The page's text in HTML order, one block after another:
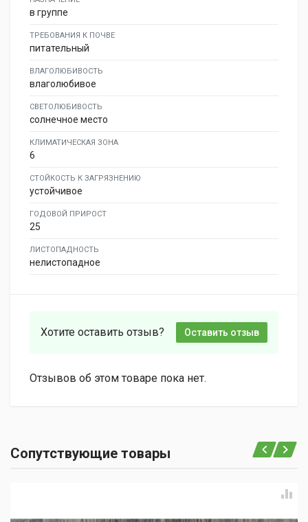
в группе
ТРЕБОВАНИЯ К ПОЧВЕ
питательный
ВЛАГОЛЮБИВОСТЬ
влаголюбивое
СВЕТОЛЮБИВОСТЬ
солнечное место
КЛИМАТИЧЕСКАЯ ЗОНА
6
СТОЙКОСТЬ К ЗАГРЯЗНЕНИЮ
устойчивое
ГОДОВОЙ ПРИРОСТ
25
ЛИСТОПАДНОСТЬ
нелистопадное
Хотите оставить отзыв? Оставить отзыв
Отзывов об этом товаре пока нет.
Сопутствующие товары